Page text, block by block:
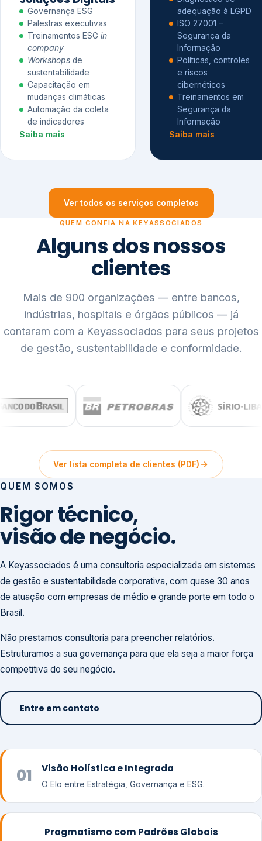
Governança ESG
Palestras executivas
Treinamentos ESG in
company
Workshops de
sustentabilidade
Capacitação em
mudanças climáticas
Automação da coleta
de indicadores
Saiba mais
adequação à LGPD
ISO 27001 –
Segurança da
Informação
Políticas, controles
e riscos
cibernéticos
Treinamentos em
Segurança da
Informação
Saiba mais
Ver todos os serviços completos
QUEM CONFIA NA KEYASSOCIADOS
Alguns dos nossos
clientes
Mais de 900 organizações — entre bancos,
indústrias, hospitais e órgãos públicos — já
contaram com a Keyassociados para seus projetos
de gestão, sustentabilidade e conformidade.
Ver lista completa de clientes (PDF)
QUEM SOMOS
Rigor técnico,
visão de negócio.
A Keyassociados é uma consultoria especializada em sistemas
de gestão e sustentabilidade corporativa, com quase 30 anos
de atuação com empresas de médio e grande porte em todo o
Brasil.
Não prestamos consultoria para preencher relatórios.
Estruturamos a sua governança para que ela seja a maior força
competitiva do seu negócio.
Entre em contato
01 Visão Holística e Integrada
O Elo entre Estratégia, Governança e ESG.
Pragmatismo com Padrões Globais